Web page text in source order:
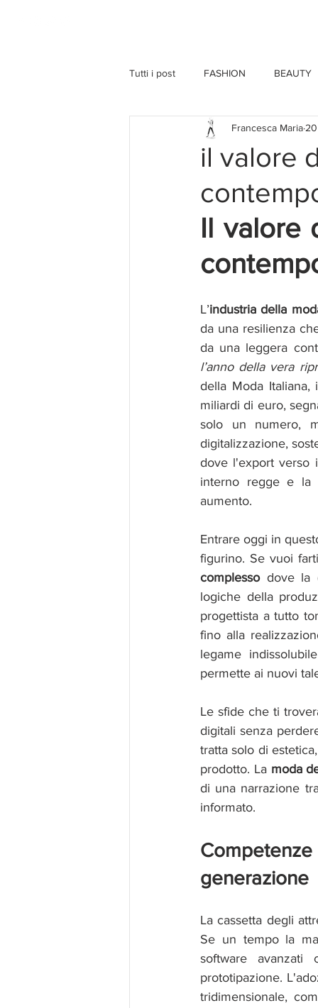
Tutti i post FASHION BEAUTY
il valore
Francesca Maria
Il valore
L’industria della
da una resilienza
da una leggera
l’anno della vera
della Moda
miliardi di euro,
solo un numero,
digitalizzazione,
dove l'export verso
interno regge e la
aumento.
Entrare oggi in
figurino. Se vuoi
complesso dove la
logiche della
progettista a tutto
fino alla
legame
permette ai nuovi
Le sfide che ti
digitali senza
tratta solo di
prodotto. La moda
di una narrazione
informato.
generazione
La cassetta degli
Se un tempo la
software
prototipazione.
tridimensionale,